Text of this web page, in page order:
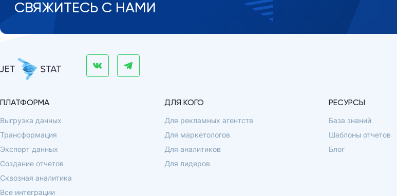
СВЯЖИТЕСЬ С НАМИ
ПЛАТФОРМА
Выгрузка данных
Трансформация
Экспорт данных
Создание отчетов
Сквозная аналитика
Все интеграции
ДЛЯ КОГО
Для рекламных агентств
Для маркетологов
Для аналитиков
Для лидеров
РЕСУРСЫ
База знаний
Шаблоны отчетов
Блог